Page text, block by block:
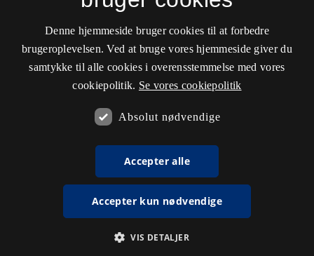
Denne hjemmeside bruger cookies til at forbedre
brugeroplevelsen. Ved at bruge vores hjemmeside giver du
samtykke til alle cookies i overensstemmelse med vores
cookiepolitik. Se vores cookiepolitik
Absolut nødvendige
Accepter alle
Accepter kun nødvendige
VIS DETALJER